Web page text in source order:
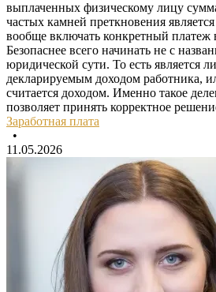
выплаченных физическому лицу
частых камней преткновения
вообще включать конкретный платеж
Безопаснее всего начинать не с
юридической сути. То есть является
декларируемым доходом работника,
считается доходом. Именно такое
позволяет принять корректное
Заработная плата
•
11.05.2026